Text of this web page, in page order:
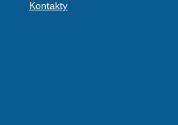
Kontakty